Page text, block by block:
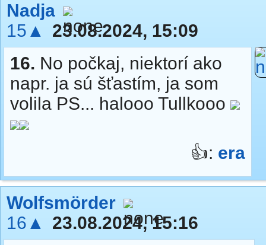
Nadja
15▲
23.08.2024, 15:09
16. No počkaj, niektorí ako
napr. ja sú šťastím, ja som
volila PS... halooo Tullkooo
👍: era
Wolfsmörder
16▲
23.08.2024, 15:16